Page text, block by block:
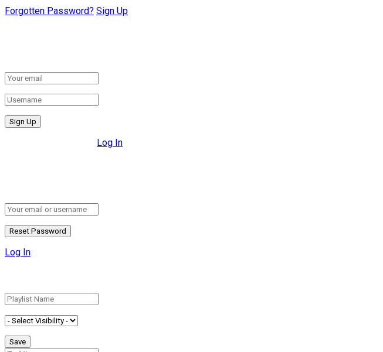
Forgotten Password? Sign Up
Log In
Log In